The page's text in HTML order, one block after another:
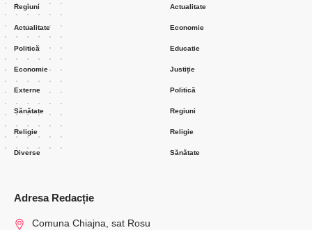
Regiuni
Actualitate
Politică
Economie
Externe
Sănătate
Religie
Diverse
Actualitate
Economie
Educatie
Justiție
Politică
Regiuni
Religie
Sănătate
Adresa Redacție
Comuna Chiajna, sat Rosu